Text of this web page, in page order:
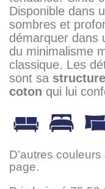
Disponible dans
sombres et
démarquer dans
du minimalisme
classique. Les
sont sa
coton qui lui
D'autres
page.